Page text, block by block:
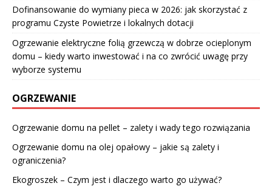
Dofinansowanie do wymiany pieca w 2026: jak skorzystać z
programu Czyste Powietrze i lokalnych dotacji
Ogrzewanie elektryczne folią grzewczą w dobrze ocieplonym
domu – kiedy warto inwestować i na co zwrócić uwagę przy
wyborze systemu
OGRZEWANIE
Ogrzewanie domu na pellet – zalety i wady tego rozwiązania
Ogrzewanie domu na olej opałowy – jakie są zalety i
ograniczenia?
Ekogroszek – Czym jest i dlaczego warto go używać?